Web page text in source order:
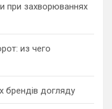
при захворюваннях
из чего
брендів догляду